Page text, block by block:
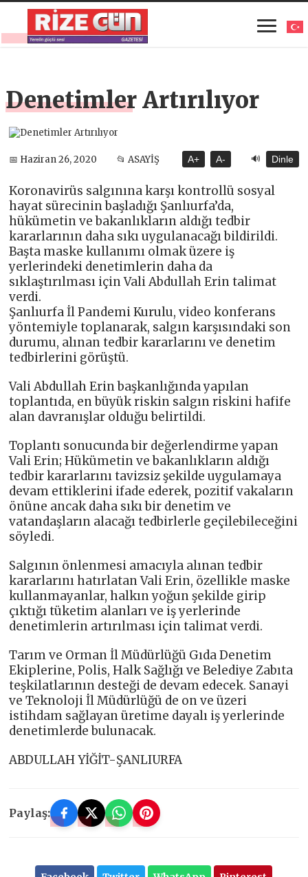
Denetimler Artırılıyor
📅 Haziran 26, 2020 📂 ASAYİŞ A+ A- 🔊 Dinle
Koronavirüs salgınına karşı kontrollü sosyal
hayat sürecinin başladığı Şanlıurfa’da,
hükümetin ve bakanlıkların aldığı tedbir
kararlarının daha sıkı uygulanacağı bildirildi.
Başta maske kullanımı olmak üzere iş
yerlerindeki denetimlerin daha da
sıklaştırılması için Vali Abdullah Erin talimat
verdi.
Şanlıurfa İl Pandemi Kurulu, video konferans
yöntemiyle toplanarak, salgın karşısındaki son
durumu, alınan tedbir kararlarını ve denetim
tedbirlerini görüştü.
Vali Abdullah Erin başkanlığında yapılan
toplantıda, en büyük riskin salgın riskini hafife
alan davranışlar olduğu belirtildi.
Toplantı sonucunda bir değerlendirme yapan
Vali Erin; Hükümetin ve bakanlıkların aldığı
tedbir kararlarını tavizsiz şekilde uygulamaya
devam ettiklerini ifade ederek, pozitif vakaların
önüne ancak daha sıkı bir denetim ve
vatandaşların alacağı tedbirlerle geçilebileceğini
söyledi.
Salgının önlenmesi amacıyla alınan tedbir
kararlarını hatırlatan Vali Erin, özellikle maske
kullanmayanlar, halkın yoğun şekilde girip
çıktığı tüketim alanları ve iş yerlerinde
denetimlerin artırılması için talimat verdi.
Tarım ve Orman İl Müdürlüğü Gıda Denetim
Ekiplerine, Polis, Halk Sağlığı ve Belediye Zabıta
teşkilatlarının desteği de devam edecek. Sanayi
ve Teknoloji İl Müdürlüğü de on ve üzeri
istihdam sağlayan üretime dayalı iş yerlerinde
denetimlerde bulunacak.
ABDULLAH YİĞİT-ŞANLIURFA
Paylaş: